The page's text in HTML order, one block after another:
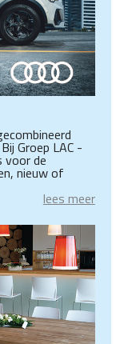
Groep LAC -
voor de
nieuw of
lees meer